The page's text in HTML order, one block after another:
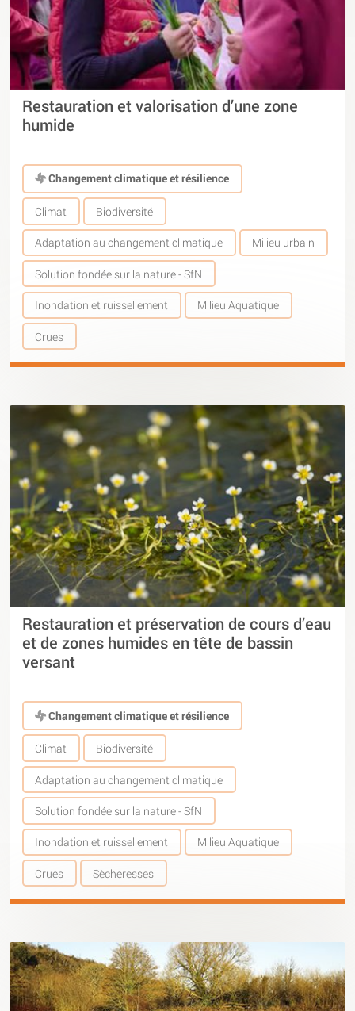
Restauration et valorisation d’une zone
humide
Changement climatique et résilience
Climat Biodiversité
Adaptation au changement climatique Milieu urbain
Solution fondée sur la nature - SfN
Inondation et ruissellement Milieu Aquatique
Crues
Restauration et préservation de cours d’eau
et de zones humides en tête de bassin
versant
Changement climatique et résilience
Climat Biodiversité
Adaptation au changement climatique
Solution fondée sur la nature - SfN
Inondation et ruissellement Milieu Aquatique
Crues Sècheresses